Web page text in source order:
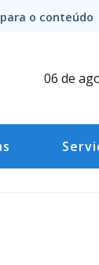
o
06 de